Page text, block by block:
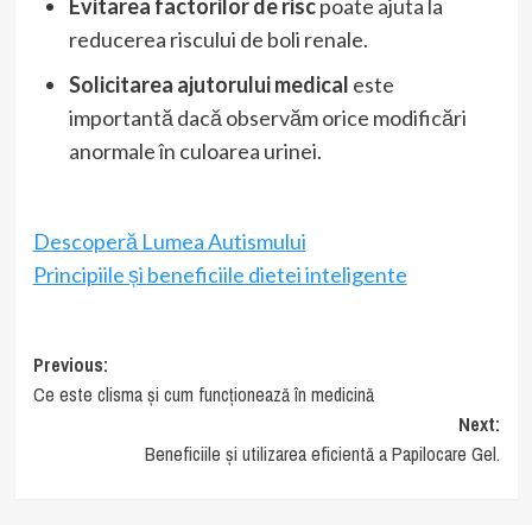
Evitarea factorilor de riscpoate ajuta la
reducerea riscului de boli renale.
Solicitarea ajutorului medical este
importantă dacă observăm orice modificări
anormale în culoarea urinei.
Descoperă Lumea Autismului
Principiile și beneficiile dietei inteligente
Post
navigation
Previous:
Ce este clisma și cum funcționează în medicină
Next:
Beneficiile și utilizarea eficientă a Papilocare Gel.